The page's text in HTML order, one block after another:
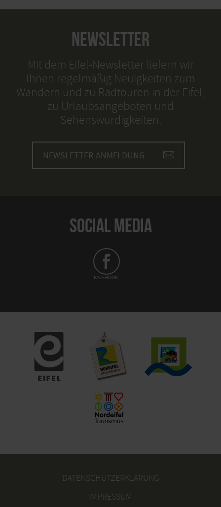
NEWSLETTER
Mit dem Eifel-Newsletter liefern wir
Ihnen regelmäßig Neuigkeiten zum
Wandern und zu Radtouren in der Eifel,
zu Urlaubsangeboten und
Sehenswürdigkeiten.
NEWSLETTER-ANMELDUNG
SOCIAL MEDIA
FACEBOOK
DATENSCHUTZERKLÄRUNG
IMPRESSUM